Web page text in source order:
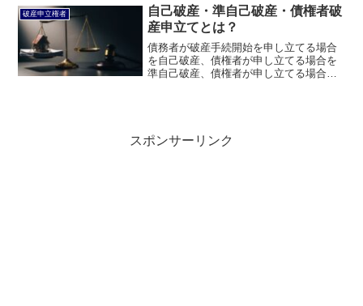
申立てをしなければならない義務はある
のかについて説明します。
破産申立権者
自己破産・準自己破産・債権者破
産申立てとは？
債務者が破産手続開始を申し立てる場合
を自己破産、債権者が申し立てる場合を
準自己破産、債権者が申し立てる場合を
スポンサーリンク